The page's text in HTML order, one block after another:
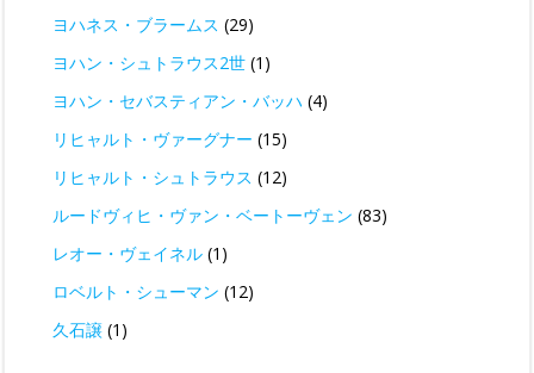
ヨハネス・ブラームス (29)
ヨハン・シュトラウス2世 (1)
ヨハン・セバスティアン・バッハ (4)
リヒャルト・ヴァーグナー (15)
リヒャルト・シュトラウス (12)
ルードヴィヒ・ヴァン・ベートーヴェン (83)
レオー・ヴェイネル (1)
ロベルト・シューマン (12)
久石譲 (1)